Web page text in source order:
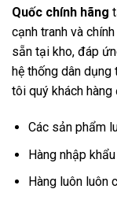
Quốc chính hãng
cạnh tranh và
sẵn tại kho, đáp
hệ thống dân dụng
tôi quý khách
Các sản phẩm
Hàng nhập
Hàng luôn luôn